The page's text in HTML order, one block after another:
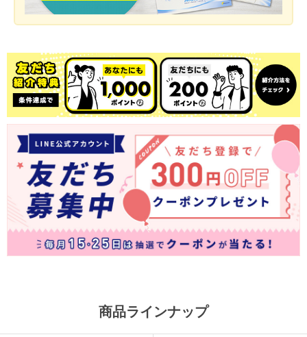
商品ラインナップ